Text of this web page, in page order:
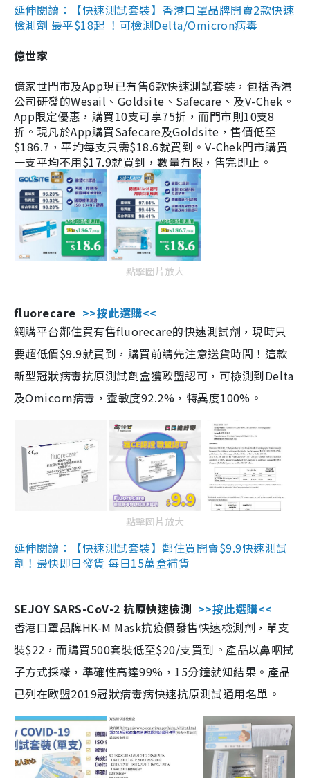
延伸閱讀：【快速測試套裝】香港口罩品牌開賣2款快速
檢測劑 最平$18起 ！可檢測Delta/Omicron病毒
億世家
億家世門市及App現已有售6款快速測試套裝，包括香港
公司研發的Wesail、Goldsite、Safecare、及V-Chek。
App限定優惠，購買10支可享75折，而門市則10支8
折。現凡於App購買Safecare及Goldsite，售價低至
$186.7，平均每支只需$18.6就買到。V-Chek門市購買
一支平均不用$17.9就買到，數量有限，售完即止。
點擊圖片放大
fluorecare >>按此選購<<
網購平台鄰住買有售fluorecare的快速測試劑，現時只
要超低價$9.9就買到，購買前請先注意送貨時間！這款
新型冠狀病毒抗原測試劑盒獲歐盟認可，可檢測到Delta
及Omicorn病毒，靈敏度92.2%，特異度100%。
點擊圖片放大
延伸閱讀：【快速測試套裝】鄰住買開賣$9.9快速測試
劑！最快即日發貨 每日15萬盒補貨
SEJOY SARS-CoV-2 抗原快速檢測 >>按此選購<<
香港口罩品牌HK-M Mask抗疫價發售快速檢測劑，單支
裝$22，而購買500套裝低至$20/支買到。產品以鼻咽拭
子方式採樣，準確性高達99%，15分鐘就知結果。產品
已列在歐盟2019冠狀病毒病快速抗原測試通用名單。